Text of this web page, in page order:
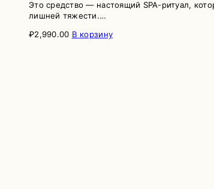
Это средство — настоящий SPA-ритуал,
лишней тяжести.…
₽2,990.00 В корзину